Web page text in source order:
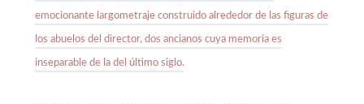
emocionante largometraje construido alrededor de las figuras de
los abuelos del director, dos ancianos cuya memoria es
inseparable de la del último siglo.